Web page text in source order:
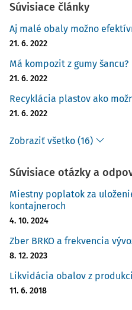
Súvisiace články
Aj malé obaly možno
21. 6. 2022
Má kompozit z gumy šancu?
21. 6. 2022
Recyklácia plastov ako
21. 6. 2022
Zobraziť všetko (16)
Súvisiace otázky a
Miestny poplatok za
kontajneroch
4. 10. 2024
Zber BRKO a frekvencia
8. 12. 2023
Likvidácia obalov z
11. 6. 2018